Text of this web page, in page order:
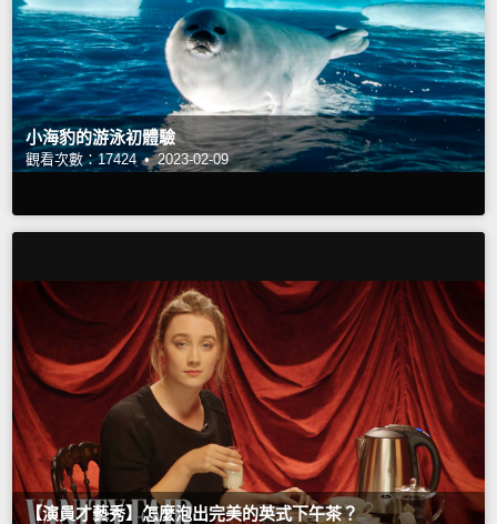
小海豹的游泳初體驗
觀看次數：17424 • 2023-02-09
【演員才藝秀】怎麼泡出完美的英式下午茶？